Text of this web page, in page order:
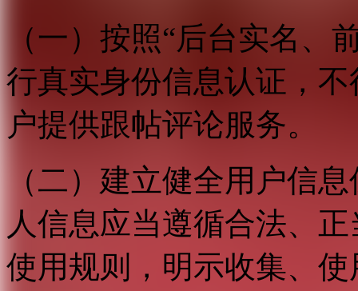
（一）按照“后台实名、
行真实身份信息认证，
户提供跟帖评论服务。
（二）建立健全用户信
人信息应当遵循合法、
使用规则，明示收集、